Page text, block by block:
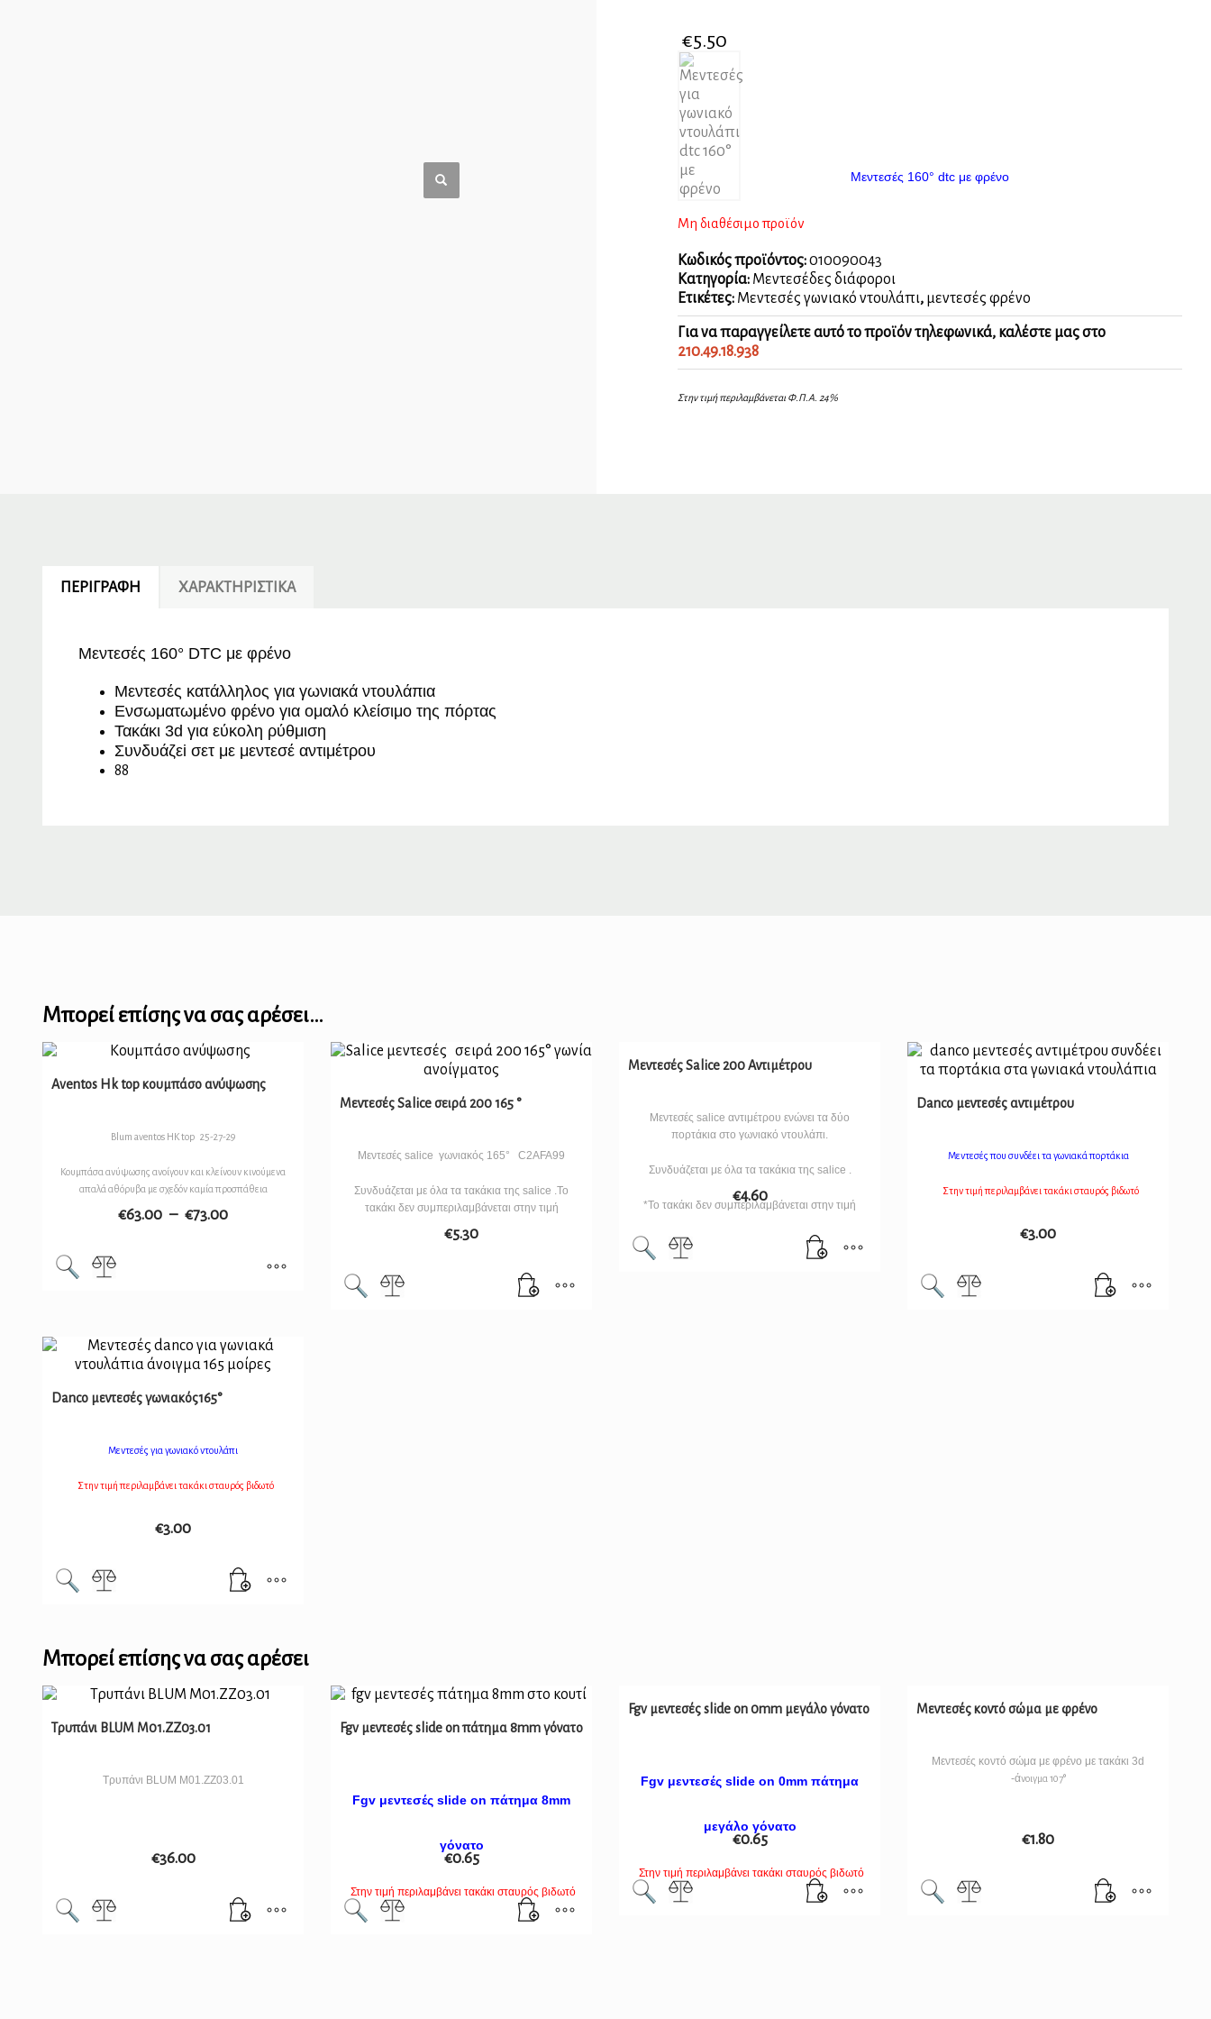
€5.50
Μεντεσές 160° dtc με φρένο
Μη διαθέσιμο προϊόν
Κωδικός προϊόντος:010090043
Κατηγορία: Μεντεσέδες διάφοροι
Ετικέτες: Μεντεσές γωνιακό ντουλάπι, μεντεσές φρένο
Για να παραγγείλετε αυτό το προϊόν τηλεφωνικά, καλέστε μας στο
210.49.18.938
Στην τιμή περιλαμβάνεται Φ.Π.Α. 24%
ΠΕΡΙΓΡΑΦΉ ΧΑΡΑΚΤΗΡΙΣΤΙΚΆ
Μεντεσές 160° DTC με φρένο
Μεντεσές κατάλληλος για γωνιακά ντουλάπια
Ενσωματωμένο φρένο για ομαλό κλείσιμο της πόρτας
Τακάκι 3d για εύκολη ρύθμιση
Συνδυάζεi σετ με μεντεσέ αντιμέτρου
88
Μπορεί επίσης να σας αρέσει…
Aventos Hk top κουμπάσο ανύψωσης
Blum aventos HK top 25-27-29
Κουμπάσα ανύψωσης ανοίγουν και κλείνουν κινούμενα
απαλά αθόρυβα με σχεδόν καμία προσπάθεια
€63.00 – €73.00
Μεντεσές Salice σειρά 200 165 °
Μεντεσές salice γωνιακός 165° C2AFA99
Συνδυάζεται με όλα τα τακάκια της salice .Το
τακάκι δεν συμπεριλαμβάνεται στην τιμή
€5.30
Μεντεσές Salice 200 Αντιμέτρου
Μεντεσές salice αντιμέτρου ενώνει τα δύο
πορτάκια στο γωνιακό ντουλάπι.
Συνδυάζεται με όλα τα τακάκια της salice .
*Το τακάκι δεν συμπεριλαμβάνεται στην τιμή
€4.60
Danco μεντεσές αντιμέτρου
Μεντεσές που συνδέει τα γωνιακά πορτάκια
Στην τιμή περιλαμβάνει τακάκι σταυρός βιδωτό
€3.00
Danco μεντεσές γωνιακός165°
Μεντεσές για γωνιακό ντουλάπι
Στην τιμή περιλαμβάνει τακάκι σταυρός βιδωτό
€3.00
Μπορεί επίσης να σας αρέσει
Τρυπάνι BLUM M01.ZZ03.01
Τρυπάνι BLUM M01.ZZ03.01
€36.00
Fgv μεντεσές slide on πάτημα 8mm γόνατο
Fgv μεντεσές slide on πάτημα 8mm
γόνατο
Στην τιμή περιλαμβάνει τακάκι σταυρός βιδωτό
€0.65
Fgv μεντεσές slide on 0mm μεγάλο γόνατο
Fgv μεντεσές slide on 0mm πάτημα
μεγάλο γόνατο
Στην τιμή περιλαμβάνει τακάκι σταυρός βιδωτό
€0.65
Μεντεσές κοντό σώμα με φρένο
Μεντεσές κοντό σώμα με φρένο με τακάκι 3d
-άνοιγμα 107°
€1.80